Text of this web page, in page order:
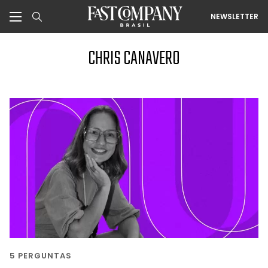
NEWSLETTER
CHRIS CANAVERO
5 PERGUNTAS